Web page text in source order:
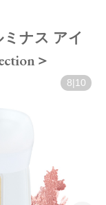
ミナス アイ
＞
8 10